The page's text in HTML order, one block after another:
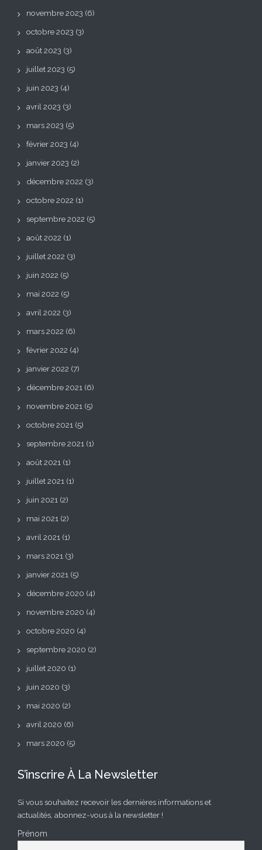
novembre 2023 (6)
octobre 2023 (3)
août 2023 (3)
juillet 2023 (5)
juin 2023 (4)
avril 2023 (3)
mars 2023 (5)
février 2023 (4)
janvier 2023 (2)
décembre 2022 (3)
octobre 2022 (1)
septembre 2022 (5)
août 2022 (1)
juillet 2022 (3)
juin 2022 (5)
mai 2022 (5)
avril 2022 (3)
mars 2022 (6)
février 2022 (4)
janvier 2022 (7)
décembre 2021 (6)
novembre 2021 (5)
octobre 2021 (5)
septembre 2021 (1)
août 2021 (1)
juillet 2021 (1)
juin 2021 (2)
mai 2021 (2)
avril 2021 (1)
mars 2021 (3)
janvier 2021 (5)
décembre 2020 (4)
novembre 2020 (4)
octobre 2020 (4)
septembre 2020 (2)
juillet 2020 (1)
juin 2020 (3)
mai 2020 (2)
avril 2020 (6)
mars 2020 (5)
S’inscrire À La Newsletter
Si vous souhaitez recevoir les dernières informations et
actualités, abonnez-vous à la newsletter !
Prénom